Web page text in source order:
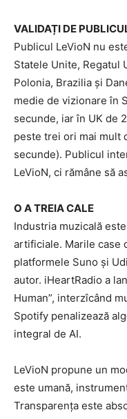
VALIDAȚI DE
Publicul LeVioN nu
Statele Unite, Regatul
Polonia, Brazilia și
medie de vizionare în
secunde, iar în UK de
peste trei ori mai mult
secunde). Publicul
LeVioN, ci rămâne să
O A TREIA CALE
Industria muzicală
artificiale. Marile case
platformele Suno și
autor. iHeartRadio a
Human”, interzîcând
Spotify penalizează
integral de AI.
LeVioN propune un
este umană,
Transparența este